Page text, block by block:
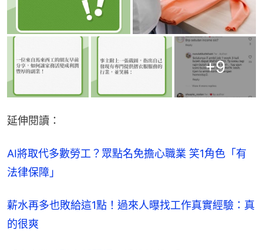
+9
延伸閱讀：
AI將取代多數勞工？眾點名免擔心職業 笑1角色「有
法律保障」
薪水再多也敗給這1點！過來人曝找工作真實經驗：真
的很爽